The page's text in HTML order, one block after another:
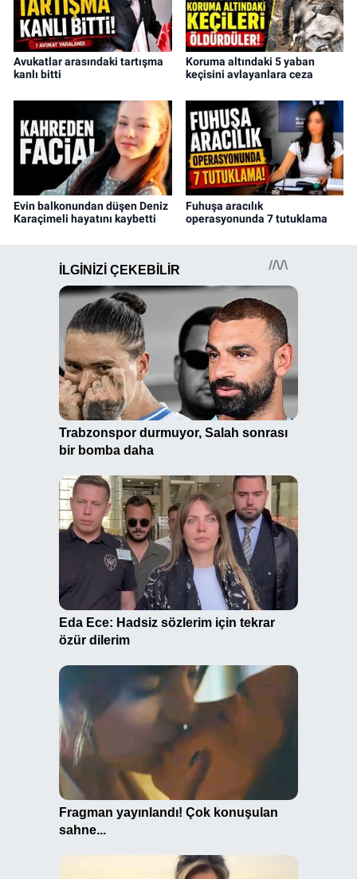
Avukatlar arasındaki tartışma
kanlı bitti
Koruma altındaki 5 yaban
keçisini avlayanlara ceza
Evin balkonundan düşen Deniz
Karaçimeli hayatını kaybetti
Fuhuşa aracılık
operasyonunda 7 tutuklama